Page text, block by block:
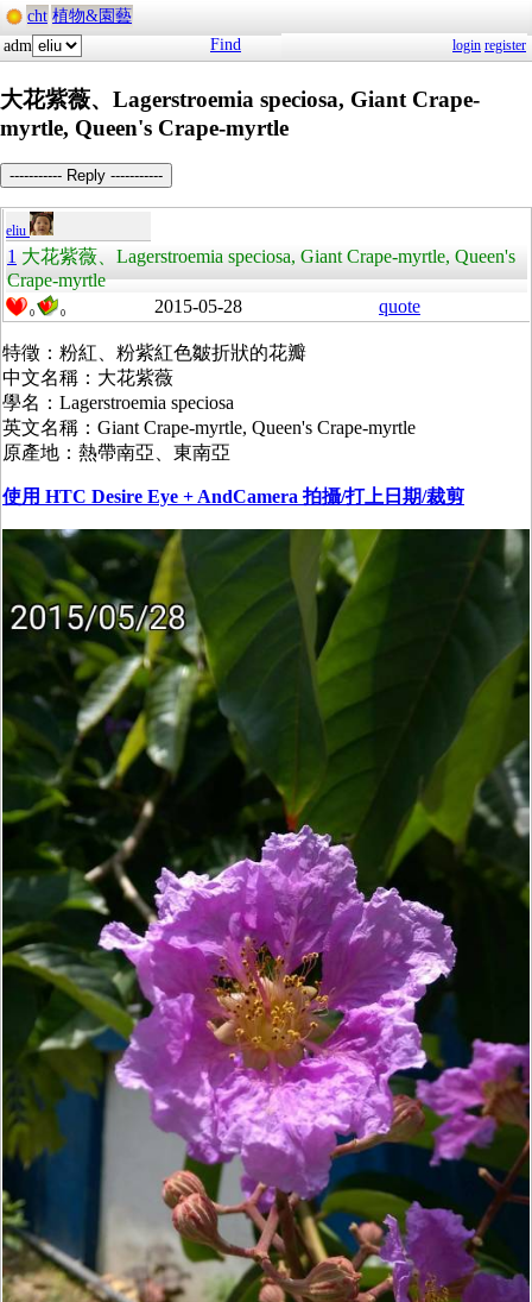
cht 植物&園藝
adm
Find login register
大花紫薇、Lagerstroemia speciosa, Giant Crape-
myrtle, Queen's Crape-myrtle
----------- Reply -----------
eliu
1 大花紫薇、Lagerstroemia speciosa, Giant Crape-myrtle, Queen's
Crape-myrtle
0 0 2015-05-28 quote
特徵：粉紅、粉紫紅色皺折狀的花瓣
中文名稱：大花紫薇
學名：Lagerstroemia speciosa
英文名稱：Giant Crape-myrtle, Queen's Crape-myrtle
原產地：熱帶南亞、東南亞
使用 HTC Desire Eye + AndCamera 拍攝/打上日期/裁剪